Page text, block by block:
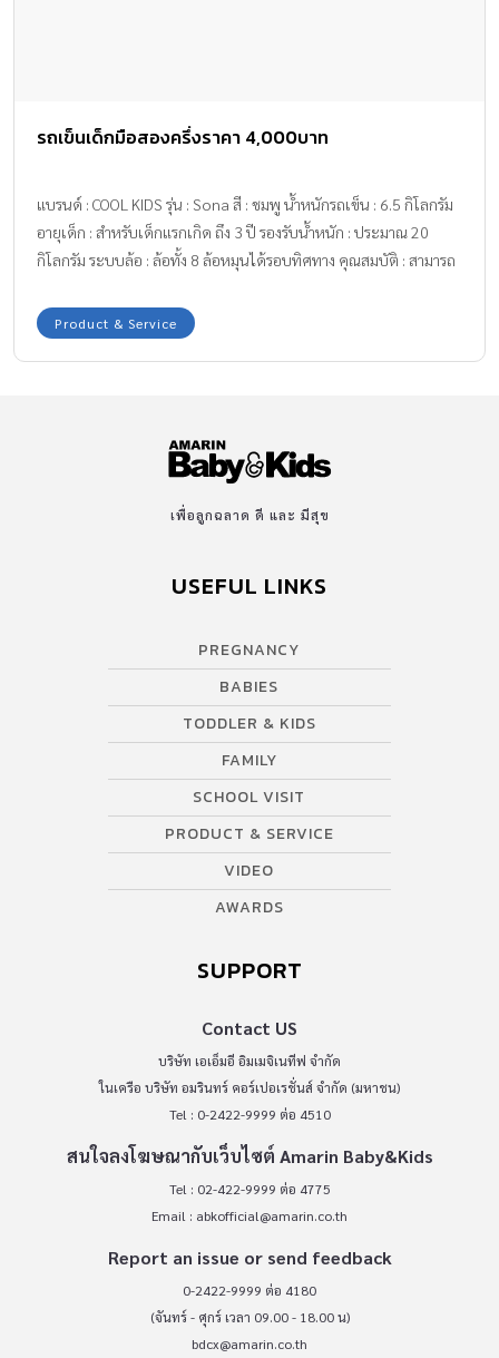
รถเข็นเด็กมือสองครึ่งราคา 4,000บาท
แบรนด์ : COOL KIDS รุ่น : Sona สี : ชมพู น้ำหนักรถเข็น : 6.5 กิโลกรัม
อายุเด็ก : สำหรับเด็กแรกเกิด ถึง 3 ปี รองรับน้ำหนัก : ประมาณ 20
กิโลกรัม ระบบล้อ : ล้อทั้ง 8 ล้อหมุนได้รอบทิศทาง คุณสมบัติ : สามารถ
งานน้อยมาก สภาพดี 95%+ มีประกัน 2 ปี
Product & Service
เพื่อลูกฉลาด ดี และ มีสุข
USEFUL LINKS
PREGNANCY
BABIES
TODDLER & KIDS
FAMILY
SCHOOL VISIT
PRODUCT & SERVICE
VIDEO
AWARDS
SUPPORT
Contact US
บริษัท เอเอ็มอี อิมเมจิเนทีฟ จำกัด
ในเครือ บริษัท อมรินทร์ คอร์เปอเรชั่นส์ จำกัด (มหาชน)
Tel : 0-2422-9999 ต่อ 4510
สนใจลงโฆษณากับเว็บไซต์ Amarin Baby&Kids
Tel : 02-422-9999 ต่อ 4775
Email : abkofficial@amarin.co.th
Report an issue or send feedback
0-2422-9999 ต่อ 4180
(จันทร์ - ศุกร์ เวลา 09.00 - 18.00 น)
bdcx@amarin.co.th